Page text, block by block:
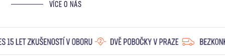
VÍCE O NÁS